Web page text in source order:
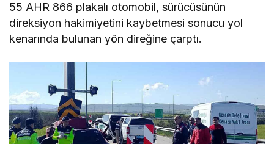
55 AHR 866 plakalı otomobil, sürücüsünün
direksiyon hakimiyetini kaybetmesi sonucu yol
kenarında bulunan yön direğine çarptı.